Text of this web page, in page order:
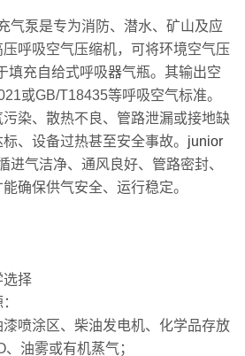
泵是专为消防、潜水、矿山及应
呼吸空气压缩机，可将环境空气压
填充自给式呼吸器气瓶。其输出空
或GB/T18435等呼吸空气标准。
染、散热不良、管路泄漏或接地缺
、设备过热甚至安全事故。 junior
进气洁净、通风良好、管路密封、
确保供气安全、运行稳定。
择
涂区、柴油发电机、化学品存放
油雾或有机蒸气；